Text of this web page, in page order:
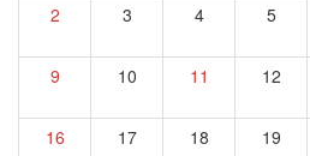
2 3 4 5
9 10 11 12
16 17 18 19